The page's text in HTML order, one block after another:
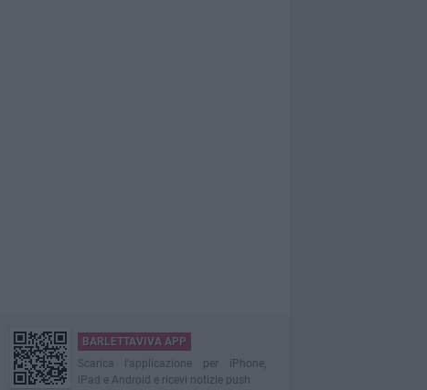
BARLETTAVIVA APP
Scarica l'applicazione per iPhone,
iPad e Android e ricevi notizie push